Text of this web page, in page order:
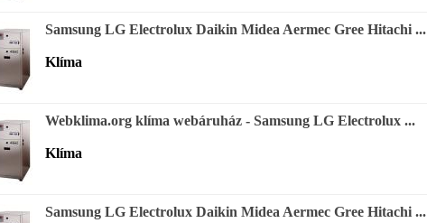
Samsung LG Electrolux Daikin Midea Aermec Gree Hitachi ...
Klíma
Webklima.org klíma webáruház - Samsung LG Electrolux ...
Klíma
Samsung LG Electrolux Daikin Midea Aermec Gree Hitachi ...